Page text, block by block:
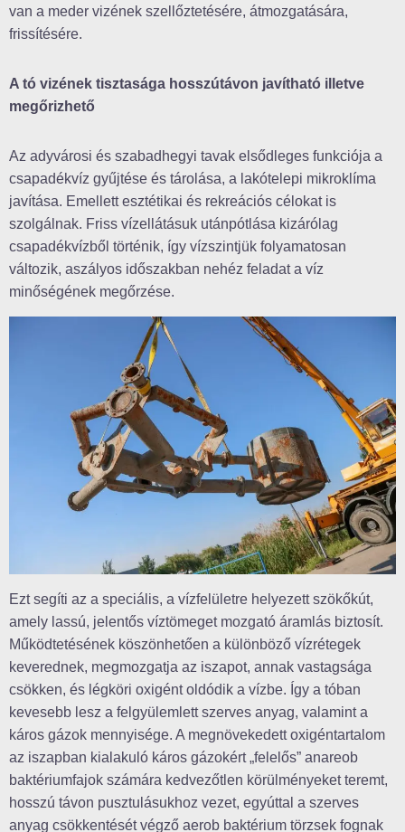
van a meder vizének szellőztetésére, átmozgatására,
frissítésére.
A tó vizének tisztasága hosszútávon javítható illetve
megőrizhető
Az adyvárosi és szabadhegyi tavak elsődleges funkciója a
csapadékvíz gyűjtése és tárolása, a lakótelepi mikroklíma
javítása. Emellett esztétikai és rekreációs célokat is
szolgálnak. Friss vízellátásuk utánpótlása kizárólag
csapadékvízből történik, így vízszintjük folyamatosan
változik, aszályos időszakban nehéz feladat a víz
minőségének megőrzése.
Ezt segíti az a speciális, a vízfelületre helyezett szökőkút,
amely lassú, jelentős víztömeget mozgató áramlás biztosít.
Működtetésének köszönhetően a különböző vízrétegek
keverednek, megmozgatja az iszapot, annak vastagsága
csökken, és légköri oxigént oldódik a vízbe. Így a tóban
kevesebb lesz a felgyülemlett szerves anyag, valamint a
káros gázok mennyisége. A megnövekedett oxigéntartalom
az iszapban kialakuló káros gázokért „felelős” anareob
baktériumfajok számára kedvezőtlen körülményeket teremt,
hosszú távon pusztulásukhoz vezet, egyúttal a szerves
anyag csökkentését végző aerob baktérium törzsek fognak